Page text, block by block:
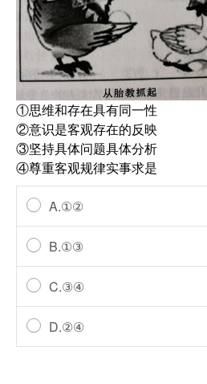
①思维和存在具有同一性
②意识是客观存在的反映
③坚持具体问题具体分析
④尊重客观规律实事求是
A.①②
B.①③
C.③④
D.②④